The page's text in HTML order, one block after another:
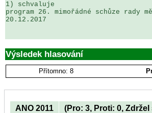
1) schvaluje
program 26. mimořádné schůze rady
20.12.2017
Výsledek hlasování
Přítomno: 8
ANO 2011 (Pro: 3, Proti: 0, Zdržel